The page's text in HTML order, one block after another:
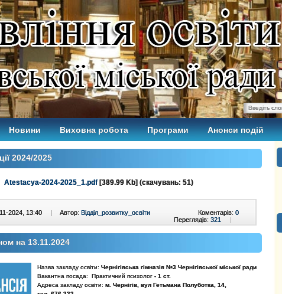
Новини Виховна робота Програми Анонси подій
2024/2025
Atestacya-2024-2025_1.pdf[389.99 Kb] (cкачувань: 51)
2024, 13:40 | Автор: Відділ_розвитку_освіти Коментарів: 0
Переглядів: 321 |
на 13.11.2024
Назва закладу освіти: Чернігівська гімназія №3 Чернігівської міської ради
Вакантна посада: Практичний психолог - 1 ст.
Адреса закладу освіти: м. Чернігів, вул Гетьмана Полуботка, 14,